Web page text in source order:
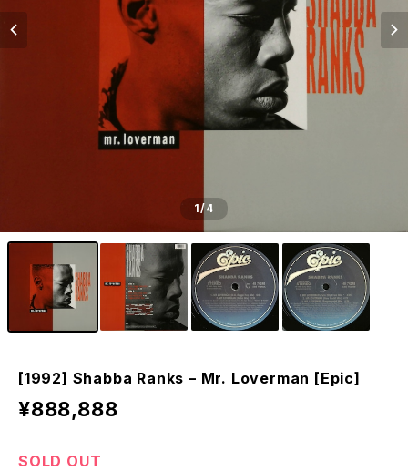
1/4
[1992] Shabba Ranks – Mr. Loverman [Epic]
¥888,888
SOLD OUT